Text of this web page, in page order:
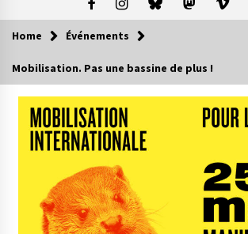
Home Événements
Mobilisation. Pas une bassine de plus !